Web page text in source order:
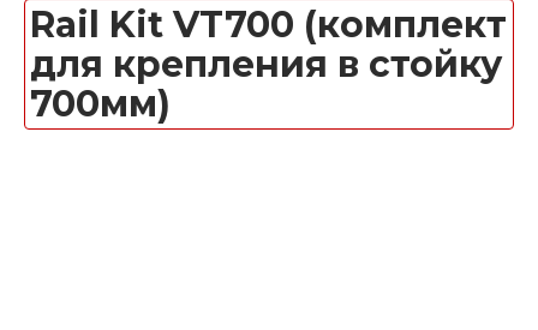
Rail Kit VT700 (комплект
для крепления в стойку
700мм)